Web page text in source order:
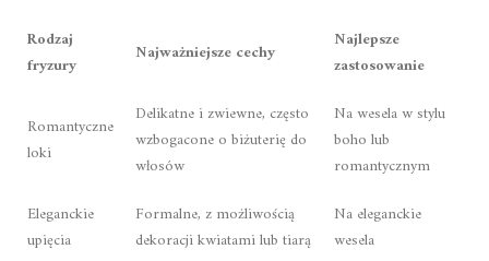
Rodzaj
fryzury
Najważniejsze cechy
Najlepsze
zastosowanie
Romantyczne
loki
Delikatne i zwiewne, często
wzbogacone o biżuterię do
włosów
Na wesela w stylu
boho lub
romantycznym
Eleganckie
upięcia
Formalne, z możliwością
dekoracji kwiatami lub tiarą
Na eleganckie
wesela